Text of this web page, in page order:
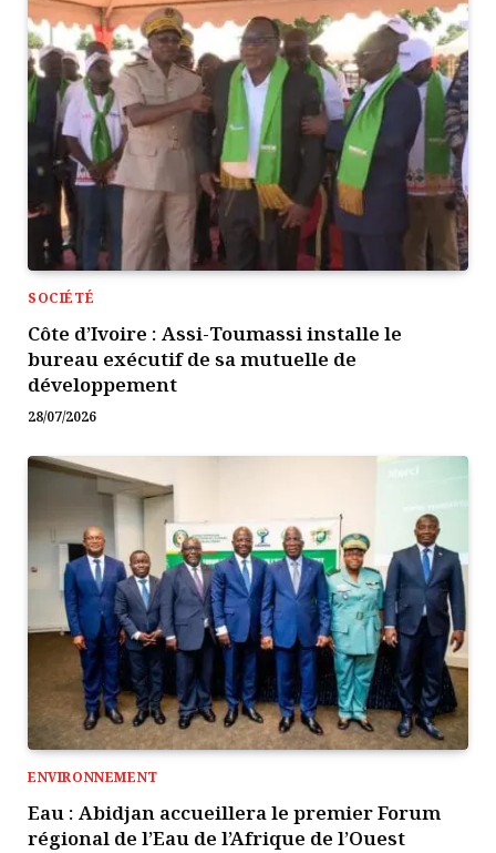
SOCIÉTÉ
Côte d’Ivoire : Assi-Toumassi installe le
bureau exécutif de sa mutuelle de
développement
28/07/2026
ENVIRONNEMENT
Eau : Abidjan accueillera le premier Forum
régional de l’Eau de l’Afrique de l’Ouest